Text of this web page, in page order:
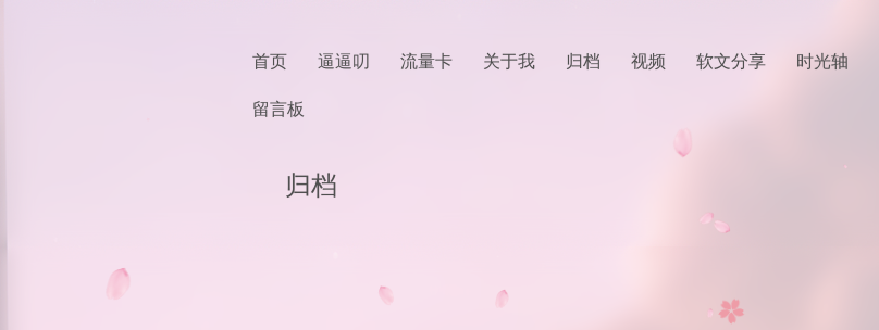
首页 逼逼叨 流量卡 关于我 归档 视频 软文分享 时光轴
留言板
归档